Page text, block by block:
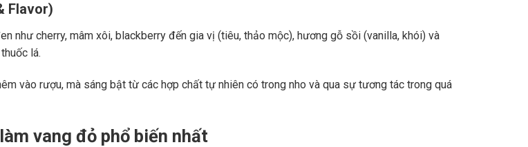
Flavor)
như cherry, mâm xôi, blackberry đến gia vị (tiêu, thảo mộc), hương gỗ sồi (vanilla, khói) và
lá.
vào rượu, mà sáng bật từ các hợp chất tự nhiên có trong nho và qua sự tương tác trong quá
vang đỏ phổ biến nhất